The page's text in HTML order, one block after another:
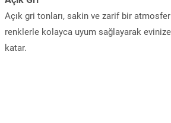
Açık gri tonları, sakin ve zarif bir
renklerle kolayca uyum sağlayarak
katar.